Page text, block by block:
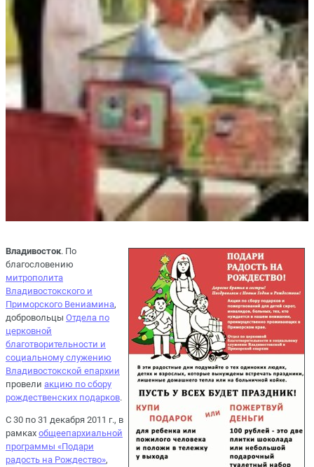
Владивосток. По
благословению
митрополита
Владивостокского и
Приморского Вениамина,
добровольцы Отдела по
церковной
благотворительности и
социальному служению
Владивостокской епархии
провели акцию по сбору
рождественских подарков.
С 30 по 31 декабря 2011 г., в
рамках общеепархиальной
программы «Подари
радость на Рождество»,